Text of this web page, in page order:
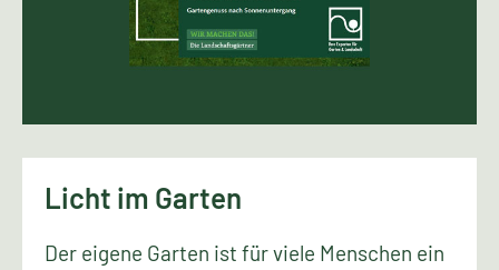
Licht im Garten
Der eigene Garten ist für viele Menschen ein